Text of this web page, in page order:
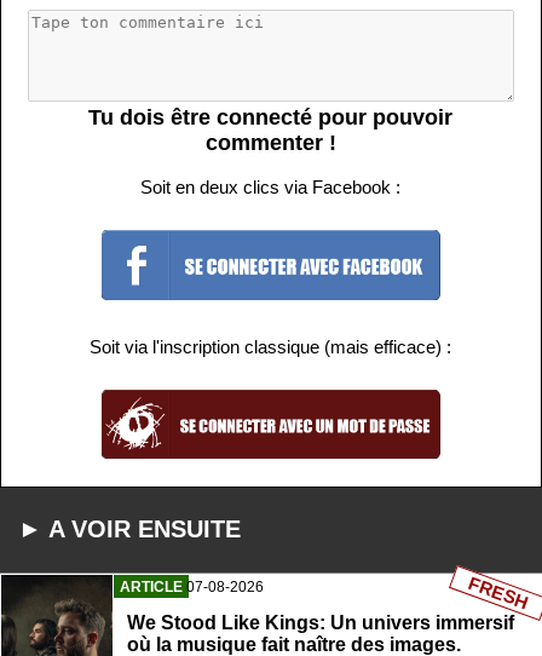
Tu dois être connecté pour pouvoir
commenter !
Soit en deux clics via Facebook :
Soit via l'inscription classique (mais efficace) :
► A VOIR ENSUITE
ARTICLE 07-08-2026
We Stood Like Kings: Un univers immersif
où la musique fait naître des images.
FRESH